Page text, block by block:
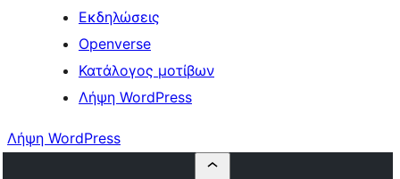
Εκδηλώσεις
Openverse
Κατάλογος μοτίβων
Λήψη WordPress
Λήψη WordPress